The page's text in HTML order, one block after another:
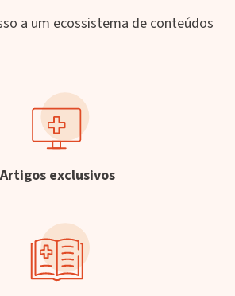
a um ecossistema de conteúdos
Artigos exclusivos